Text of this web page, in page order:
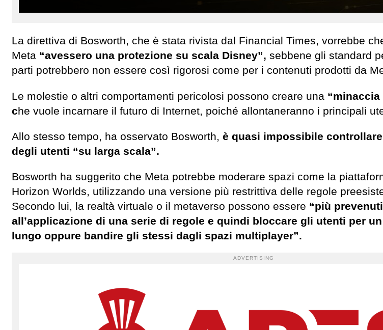
La direttiva di Bosworth, che è stata rivista dal Financial Times, vorrebbe
Meta “avessero una protezione su scala Disney”, sebbene gli standard
parti potrebbero non essere così rigorosi come per i contenuti prodotti da
Le molestie o altri comportamenti pericolosi possono creare una “minaccia
che vuole incarnare il futuro di Internet, poiché allontaneranno i principali
Allo stesso tempo, ha osservato Bosworth, è quasi impossibile
degli utenti “su larga scala”.
Bosworth ha suggerito che Meta potrebbe moderare spazi come la
Horizon Worlds, utilizzando una versione più restrittiva delle regole
Secondo lui, la realtà virtuale o il metaverso possono essere “più
all’applicazione di una serie di regole e quindi bloccare gli utenti per
lungo oppure bandire gli stessi dagli spazi multiplayer”.
ADVERTISING